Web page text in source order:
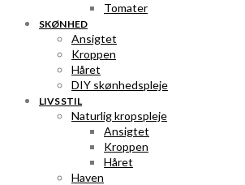
Tomater
SKØNHED
Ansigtet
Kroppen
Håret
DIY skønhedspleje
LIVSSTIL
Naturlig kropspleje
Ansigtet
Kroppen
Håret
Haven